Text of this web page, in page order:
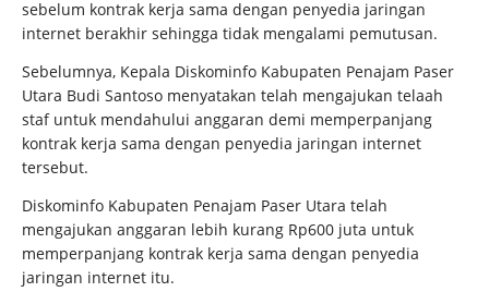
sebelum kontrak kerja sama dengan penyedia jaringan
internet berakhir sehingga tidak mengalami pemutusan.
Sebelumnya, Kepala Diskominfo Kabupaten Penajam Paser
Utara Budi Santoso menyatakan telah mengajukan telaah
staf untuk mendahului anggaran demi memperpanjang
kontrak kerja sama dengan penyedia jaringan internet
tersebut.
Diskominfo Kabupaten Penajam Paser Utara telah
mengajukan anggaran lebih kurang Rp600 juta untuk
memperpanjang kontrak kerja sama dengan penyedia
jaringan internet itu.